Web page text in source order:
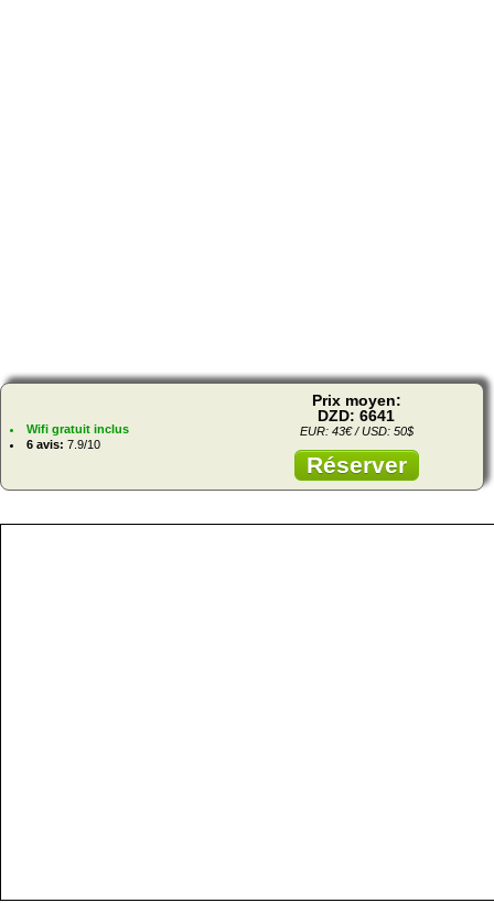
Wifi gratuit inclus
6 avis: 7.9/10
Prix moyen:
DZD: 6641
EUR: 43€ / USD: 50$
Réserver